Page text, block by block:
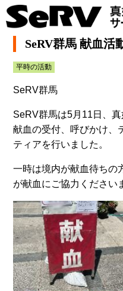
SeRV群馬 献血活
平時の活動
SeRV群馬
SeRV群馬は5月11日、
献血の受付、呼びかけ、
ティアを行いました。
一時は境内が献血待ちの
が献血にご協力ください